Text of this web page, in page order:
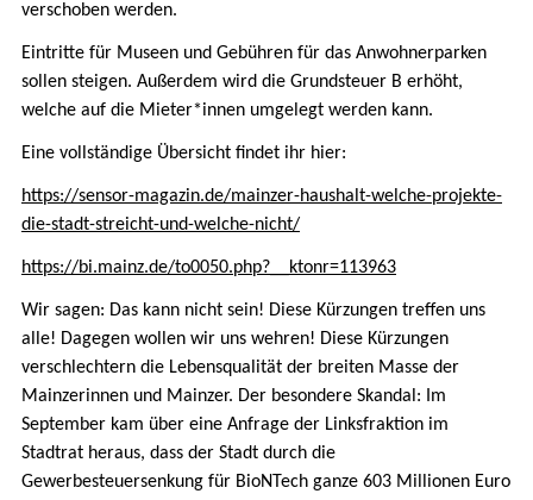
verschoben werden.
Eintritte für Museen und Gebühren für das Anwohnerparken
sollen steigen. Außerdem wird die Grundsteuer B erhöht,
welche auf die Mieter*innen umgelegt werden kann.
Eine vollständige Übersicht findet ihr hier:
https://sensor-magazin.de/mainzer-haushalt-welche-projekte-
die-stadt-streicht-und-welche-nicht/
https://bi.mainz.de/to0050.php?__ktonr=113963
Wir sagen: Das kann nicht sein! Diese Kürzungen treffen uns
alle! Dagegen wollen wir uns wehren! Diese Kürzungen
verschlechtern die Lebensqualität der breiten Masse der
Mainzerinnen und Mainzer. Der besondere Skandal: Im
September kam über eine Anfrage der Linksfraktion im
Stadtrat heraus, dass der Stadt durch die
Gewerbesteuersenkung für BioNTech ganze 603 Millionen Euro